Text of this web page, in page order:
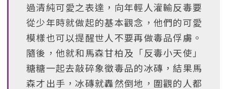
過清純可愛之表達，向年輕人灌輸反毒要
從少年時就做起的基本觀念，他們的可愛
模樣也可以提醒世人不要再做毒品俘虜。
隨後，他就和馬森甘柏及「反毒小天使」
糖糖一起去敲碎象徵毒品的冰磚，結果馬
森才出手，冰磚就轟然倒地，圍觀的人都